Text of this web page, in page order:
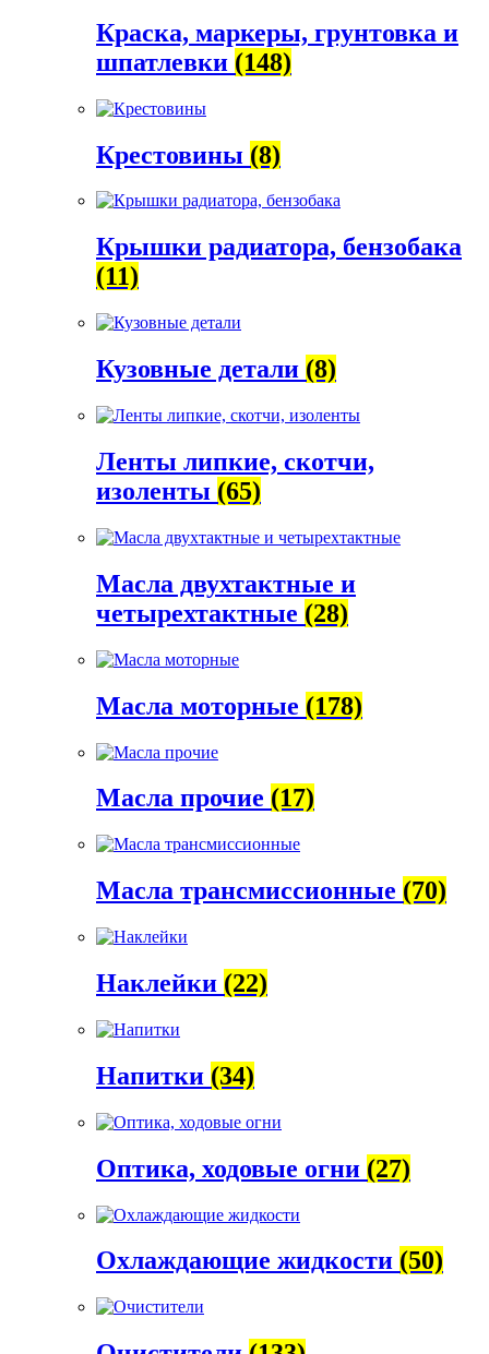
Краска, маркеры, грунтовка и
шпатлевки (148)
Крестовины (8)
Крышки радиатора, бензобака
(11)
Кузовные детали (8)
Ленты липкие, скотчи,
изоленты (65)
Масла двухтактные и
четырехтактные (28)
Масла моторные (178)
Масла прочие (17)
Масла трансмиссионные (70)
Наклейки (22)
Напитки (34)
Оптика, ходовые огни (27)
Охлаждающие жидкости (50)